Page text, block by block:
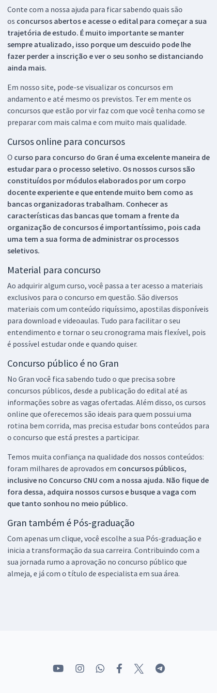
Conte com a nossa ajuda para ficar sabendo quais são
os concursos abertos e acesse o edital para começar a sua
trajetória de estudo. É muito importante se manter
sempre atualizado, isso porque um descuido pode lhe
fazer perder a inscrição e ver o seu sonho se distanciando
ainda mais.
Em nosso site, pode-se visualizar os concursos em
andamento e até mesmo os previstos. Ter em mente os
concursos que estão por vir faz com que você tenha como se
preparar com mais calma e com muito mais qualidade.
Cursos online para concursos
O curso para concurso do Gran é uma excelente maneira de
estudar para o processo seletivo. Os nossos cursos são
constituídos por módulos elaborados por um corpo
docente experiente e que entende muito bem como as
bancas organizadoras trabalham. Conhecer as
características das bancas que tomam a frente da
organização de concursos é importantíssimo, pois cada
uma tem a sua forma de administrar os processos
seletivos.
Material para concurso
Ao adquirir algum curso, você passa a ter acesso a materiais
exclusivos para o concurso em questão. São diversos
materiais com um conteúdo riquíssimo, apostilas disponíveis
para download e videoaulas. Tudo para facilitar o seu
entendimento e tornar o seu cronograma mais flexível, pois
é possível estudar onde e quando quiser.
Concurso público é no Gran
No Gran você fica sabendo tudo o que precisa sobre
concursos públicos, desde a publicação do edital até as
informações sobre as vagas ofertadas. Além disso, os cursos
online que oferecemos são ideais para quem possui uma
rotina bem corrida, mas precisa estudar bons conteúdos para
o concurso que está prestes a participar.
Temos muita confiança na qualidade dos nossos conteúdos:
foram milhares de aprovados em concursos públicos,
inclusive no Concurso CNU com a nossa ajuda. Não fique de
fora dessa, adquira nossos cursos e busque a vaga com
que tanto sonhou no meio público.
Gran também é Pós-graduação
Com apenas um clique, você escolhe a sua Pós-graduação e
inicia a transformação da sua carreira. Contribuindo com a
sua jornada rumo a aprovação no concurso público que
almeja, e já com o título de especialista em sua área.